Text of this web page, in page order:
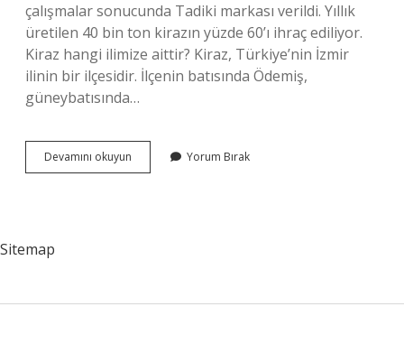
çalışmalar sonucunda Tadiki markası verildi. Yıllık
üretilen 40 bin ton kirazın yüzde 60’ı ihraç ediliyor.
Kiraz hangi ilimize aittir? Kiraz, Türkiye’nin İzmir
ilinin bir ilçesidir. İlçenin batısında Ödemiş,
güneybatısında…
Devamını okuyun Nerenin
Kirazı
Yorum Bırak
Sitemap